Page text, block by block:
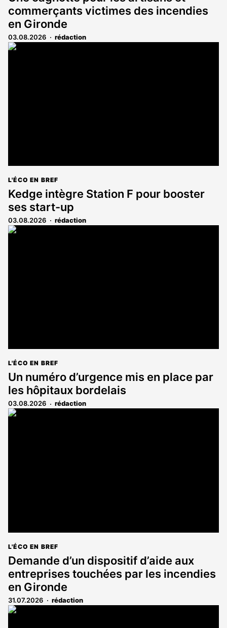
commerçants victimes des incendies
en Gironde
03.08.2026 rédaction
L'ÉCO EN BREF
Kedge intègre Station F pour booster
ses start-up
03.08.2026 rédaction
L'ÉCO EN BREF
Un numéro d’urgence mis en place par
les hôpitaux bordelais
03.08.2026 rédaction
L'ÉCO EN BREF
Demande d’un dispositif d’aide aux
entreprises touchées par les incendies
en Gironde
31.07.2026 rédaction